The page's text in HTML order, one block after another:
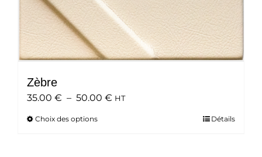
Zèbre
35.00 € – 50.00 € Plage
HT
Choix des optionsCe
Détails